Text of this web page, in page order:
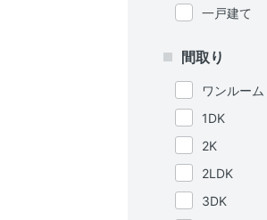
一戸建て
間取り
ワンルーム
1DK
2K
2LDK
3DK